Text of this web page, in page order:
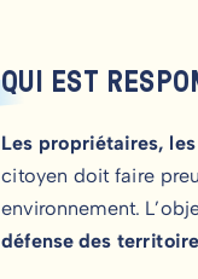
QUI EST
Les propriétaires,
citoyen doit faire
environnement.
défense des